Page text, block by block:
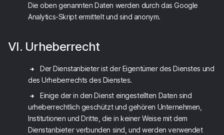
Die oben genannten Daten werden durch das Google
Analytics-Skript ermittelt und sind anonym.
VI. Urheberrecht
Der Dienstanbieter ist der Eigentümer des Dienstes und
des Urheberrechts des Dienstes.
Einige der in den Dienst eingestellten Daten sind
urheberrechtlich geschützt und gehören Unternehmen,
Institutionen und Dritte, die in keiner Weise mit dem
Dienstanbieter verbunden sind, und werden verwendet